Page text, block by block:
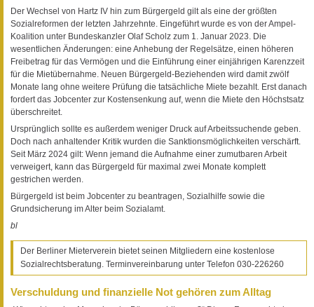
Der Wechsel von Hartz IV hin zum Bürgergeld gilt als eine der größten
Sozialreformen der letzten Jahrzehnte. Eingeführt wurde es von der Ampel-
Koalition unter Bundeskanzler Olaf Scholz zum 1. Januar 2023. Die
wesentlichen Änderungen: eine Anhebung der Regelsätze, einen höheren
Freibetrag für das Vermögen und die Einführung einer einjährigen Karenzzeit
für die Mietübernahme. Neuen Bürgergeld-Beziehenden wird damit zwölf
Monate lang ohne weitere Prüfung die tatsächliche Miete bezahlt. Erst danach
fordert das Jobcenter zur Kostensenkung auf, wenn die Miete den Höchstsatz
überschreitet.
Ursprünglich sollte es außerdem weniger Druck auf Arbeitssuchende geben.
Doch nach anhaltender Kritik wurden die Sanktionsmöglichkeiten verschärft.
Seit März 2024 gilt: Wenn jemand die Aufnahme einer zumutbaren Arbeit
verweigert, kann das Bürgergeld für maximal zwei Monate komplett
gestrichen werden.
Bürgergeld ist beim Jobcenter zu beantragen, Sozialhilfe sowie die
Grundsicherung im Alter beim Sozialamt.
bl
Der Berliner Mieterverein bietet seinen Mitgliedern eine kostenlose
Sozialrechtsberatung. Terminvereinbarung unter Telefon 030-226260
Verschuldung und finanzielle Not gehören zum Alltag